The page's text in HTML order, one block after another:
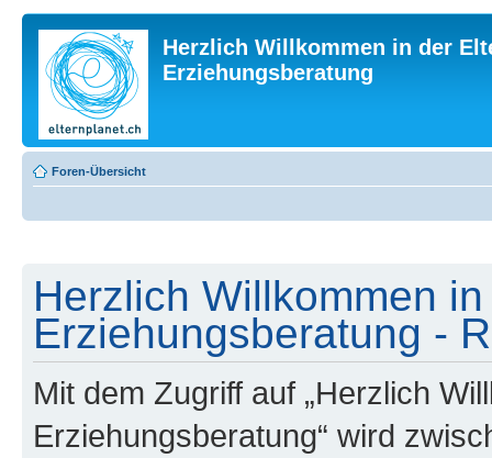
Herzlich Willkommen in der
Erziehungsberatung
Foren-Übersicht
Herzlich Willkommen
Erziehungsberatung -
Mit dem Zugriff auf „Herzlich
Erziehungsberatung“ wird